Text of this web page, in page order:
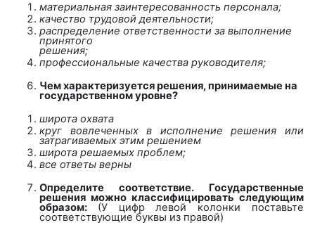
материальная заинтересованность персонала;
качество трудовой деятельности;
распределение ответственности за выполнение
принятого
решения;
профессиональные качества руководителя;
Чем характеризуется решения, принимаемые на
государственном уровне?
широта охвата
круг вовлеченных в исполнение решения или
затрагиваемых этим решением
широта решаемых проблем;
все ответы верны
Определите соответствие. Государственные
решения можно классифицировать следующим
образом: (У цифр левой колонки поставьте
соответствующие буквы из правой)